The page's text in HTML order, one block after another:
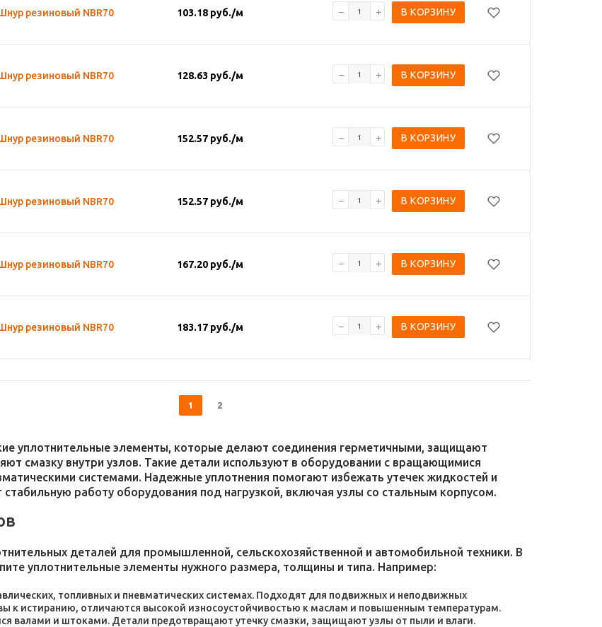
резиновый NBR70 103.18 руб./м В КОРЗИНУ
резиновый NBR70 128.63 руб./м В КОРЗИНУ
резиновый NBR70 152.57 руб./м В КОРЗИНУ
резиновый NBR70 152.57 руб./м В КОРЗИНУ
резиновый NBR70 167.20 руб./м В КОРЗИНУ
резиновый NBR70 183.17 руб./м В КОРЗИНУ
1 2
уплотнительные элементы, которые делают соединения герметичными, защищают
смазку внутри узлов. Такие детали используют в оборудовании с вращающимися
системами. Надежные уплотнения помогают избежать утечек жидкостей и
работу оборудования под нагрузкой, включая узлы со стальным корпусом.
деталей для промышленной, сельскохозяйственной и автомобильной техники. В
уплотнительные элементы нужного размера, толщины и типа. Например:
топливных и пневматических системах. Подходят для подвижных и неподвижных
к истиранию, отличаются высокой износоустойчивостью к маслам и повышенным температурам.
валами и штоками. Детали предотвращают утечку смазки, защищают узлы от пыли и влаги.